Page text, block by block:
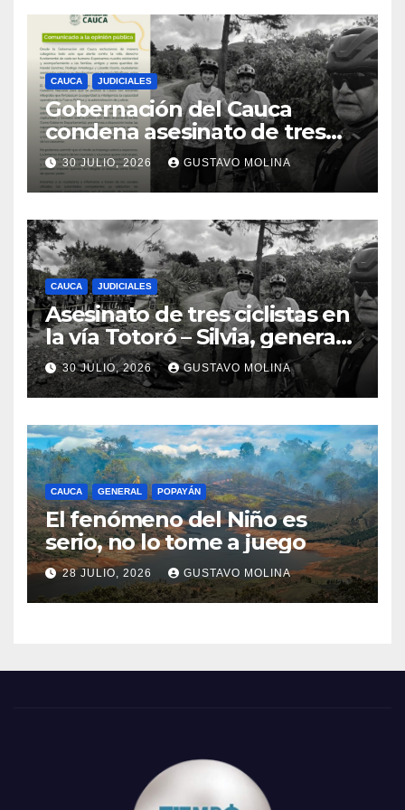
CAUCA JUDICIALES
Gobernación del Cauca
condena asesinato de tres
ciudadanos y exige medidas
urgentes al Gobierno
Nacional
30 JULIO, 2026 GUSTAVO MOLINA
CAUCA JUDICIALES
Asesinato de tres ciclistas en
la vía Totoró – Silvia, genera
consternación en el Cauca
30 JULIO, 2026 GUSTAVO MOLINA
CAUCA GENERAL POPAYÁN
El fenómeno del Niño es
serio, no lo tome a juego
28 JULIO, 2026 GUSTAVO MOLINA